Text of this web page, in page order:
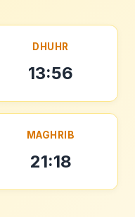
DHUHR
13:56
MAGHRIB
21:18